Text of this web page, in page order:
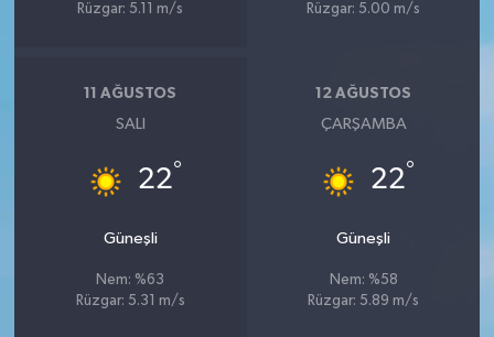
Rüzgar: 5.11 m/s
Rüzgar: 5.00 m/s
11 AĞUSTOS
SALI
22°
Güneşli
Nem: %63
Rüzgar: 5.31 m/s
12 AĞUSTOS
ÇARŞAMBA
22°
Güneşli
Nem: %58
Rüzgar: 5.89 m/s